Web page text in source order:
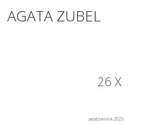
AGATA ZUBEL
26 X
październik 2025